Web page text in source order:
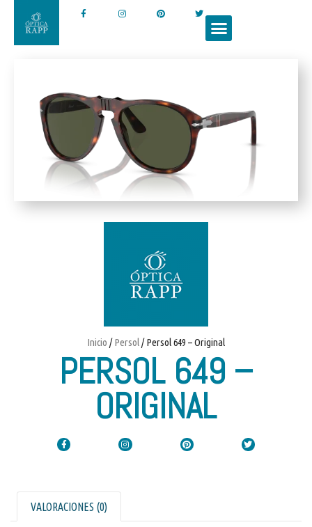
Inicio /Persol/ Persol 649 – Original
PERSOL 649 –
ORIGINAL
VALORACIONES (0)